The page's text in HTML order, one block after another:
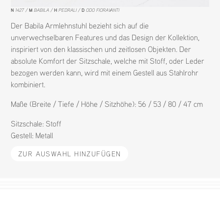
N 1427 M BABILA H PEDRALI D ODO FIORAVANTI
Der Babila Armlehnstuhl bezieht sich auf die
unverwechselbaren Features und das Design der Kollektion,
inspiriert von den klassischen und zeitlosen Objekten. Der
absolute Komfort der Sitzschale, welche mit Stoff, oder Leder
bezogen werden kann, wird mit einem Gestell aus Stahlrohr
kombiniert.
Maße (Breite / Tiefe / Höhe / Sitzhöhe): 56 / 53 / 80 / 47 cm
Sitzschale: Stoff
Gestell: Metall